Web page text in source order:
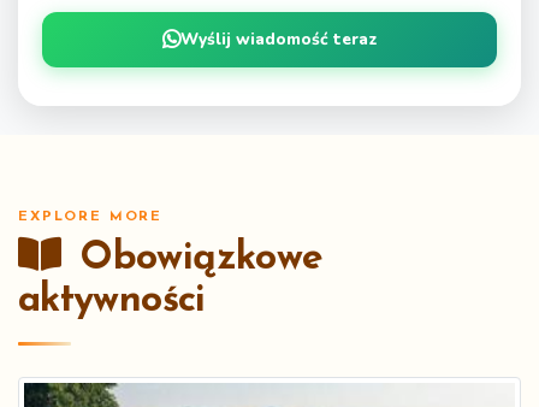
Wyślij wiadomość teraz
EXPLORE MORE
Obowiązkowe
aktywności